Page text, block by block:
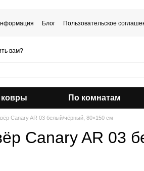
Блог Пользовательское
вам?
ковры По комнатам
Canary AR 03 белый/чёрный, 80×150 см
Canary AR 03